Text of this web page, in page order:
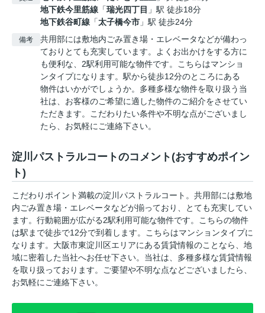
地下鉄今里筋線 「瑞光四丁目 」駅 徒歩18分
地下鉄谷町線 「太子橋今市 」駅 徒歩24分
備考
共用部には敷地内ごみ置き場・エレベータなどが備わっ
ておりとても充実しています。よくお出かけをする方に
も便利な、2駅利用可能な物件です。こちらはマンショ
ンタイプになります。駅から徒歩12分のところにある
物件はいかがでしょうか。多種多様な物件を取り扱う当
社は、お客様のご希望に適した物件のご紹介をさせてい
ただきます。こだわりたい条件や不明な点がございまし
たら、お気軽にご連絡下さい。
淀川パストラルコートのコメント(おすすめポイン
ト)
こだわりポイント満載の淀川パストラルコート。共用部には敷地
内ごみ置き場・エレベータなどが揃っており、とても充実してい
ます。行動範囲が広がる2駅利用可能な物件です。こちらの物件
は駅まで徒歩で12分で到着します。こちらはマンションタイプに
なります。大阪市東淀川区エリアにある賃貸情報のことなら、地
域に密着した当社へお任せ下さい。当社は、多種多様な賃貸情報
を取り扱っております。ご要望や不明な点などございましたら、
お気軽にご連絡下さい。